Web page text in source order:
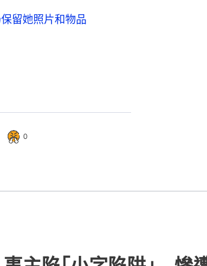
留她照片和物品
0